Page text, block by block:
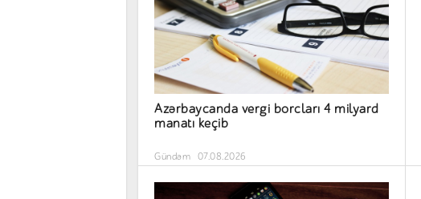
Azərbaycanda vergi borcları 4 milyard
manatı keçib
Gündəm 07.08.2026